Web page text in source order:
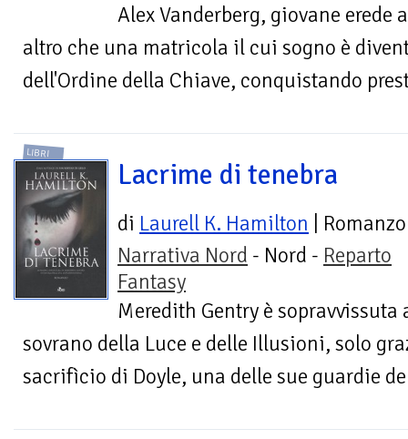
Alex Vanderberg, giovane erede
altro che una matricola il cui sogno è
dell'Ordine della Chiave, conquistando
LIBRI
Lacrime di tenebra
di Laurell K. Hamilton | Romanzo
Narrativa Nord - Nord - Reparto
Fantasy
Meredith Gentry è
sovrano della Luce e delle Illusioni, solo
sacrifìcio di Doyle, una delle sue guardie